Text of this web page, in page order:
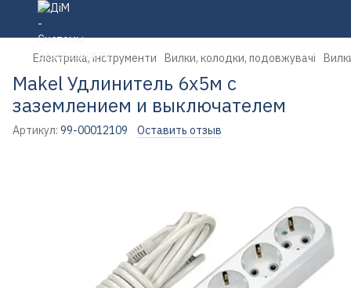
Електрика, інструменти Вилки, колодки, подовжувачі
Makel Удлинитель 6х5м с
заземлением и выключателем
Артикул: 99-00012109 Оставить отзыв